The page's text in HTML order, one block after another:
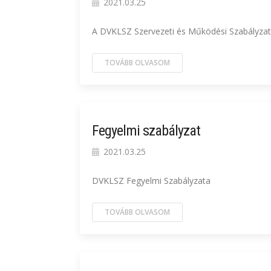
A DVKLSZ Szervezeti és Működési
TOVÁBB OLVASOM
Fegyelmi szabályzat
2021.03.25
DVKLSZ Fegyelmi Szabályzata
TOVÁBB OLVASOM